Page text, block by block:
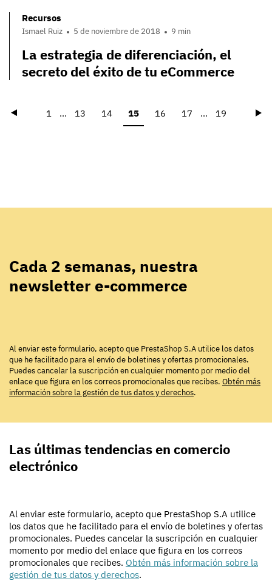
Recursos
Ismael Ruiz 5 de noviembre de 2018 9 min
La estrategia de diferenciación, el
secreto del éxito de tu eCommerce
Précédent
1 ... 13 14 15 16 17 ... 19
Cada 2 semanas, nuestra
newsletter e-commerce
Al enviar este formulario, acepto que PrestaShop S.A utilice los datos
que he facilitado para el envío de boletines y ofertas promocionales.
Puedes cancelar la suscripción en cualquier momento por medio del
enlace que figura en los correos promocionales que recibes. Obtén más
información sobre la gestión de tus datos y derechos.
Las últimas tendencias en comercio
electrónico
Al enviar este formulario, acepto que PrestaShop S.A utilice
los datos que he facilitado para el envío de boletines y ofertas
promocionales. Puedes cancelar la suscripción en cualquier
momento por medio del enlace que figura en los correos
promocionales que recibes. Obtén más información sobre la
gestión de tus datos y derechos.